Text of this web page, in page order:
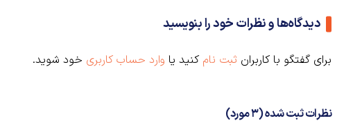
دیدگاه‌ها و نظرات خود را بنویسید
برای گفتگو با کاربران ثبت نام کنید یا وارد حساب کاربری خود شوید.
نظرات ثبت شده (3 مورد)